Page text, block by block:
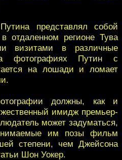
представлял собой
отдаленном регионе Тува
визитами в различные
фотографиях Путин с
на лошади и ломает
должны, как и
имидж премьер-
может задуматься,
им позы фильм
степени, чем Джейсона
Шон Уокер.